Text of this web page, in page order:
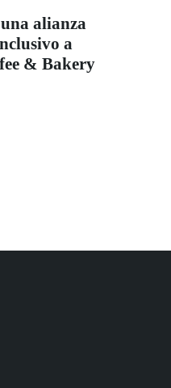
alianza
a
& Bakery